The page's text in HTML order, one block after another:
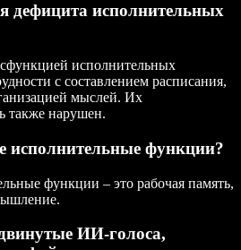
дефицита исполнительных
исполнительных
с составлением расписания,
мыслей. Их
также нарушен.
исполнительные функции?
функции – это рабочая память,
ИИ‑голоса,